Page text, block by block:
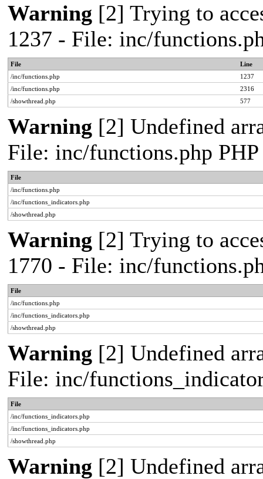
Warning [2] Trying to
1237 - File: inc/
File
Line
/inc/functions.php
1237
/inc/functions.php
2316
/showthread.php
577
Warning [2] Undefined
File: inc/functions.php
File
/inc/functions.php
/inc/functions_indicators.php
/showthread.php
Warning [2] Trying to
1770 - File: inc/
File
/inc/functions.php
/inc/functions_indicators.php
/showthread.php
Warning [2] Undefined
File: inc/
File
/inc/functions_indicators.php
/inc/functions_indicators.php
/showthread.php
Warning [2] Undefined